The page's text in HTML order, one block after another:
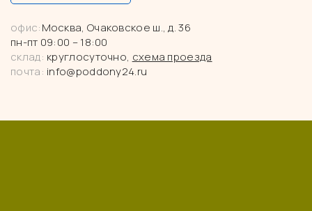
офис:Москва, Очаковское ш., д. 36
пн-пт 09:00 – 18:00
склад: круглосуточно, схема проезда
почта: info@poddony24.ru